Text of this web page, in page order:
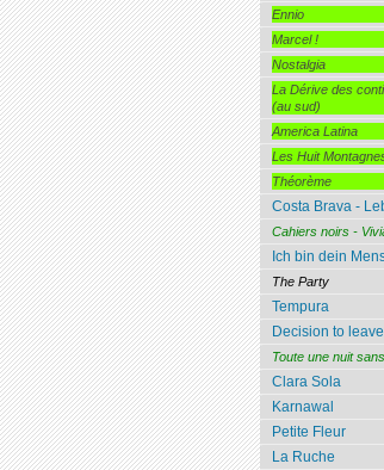
Ennio
Marcel !
Nostalgia
La Dérive des
(au sud)
America Latina
Les Huit
Théorème
Costa Brava -
Cahiers noirs -
Ich bin dein
The Party
Tempura
Decision to leave
Toute une nuit
Clara Sola
Karnawal
Petite Fleur
La Ruche